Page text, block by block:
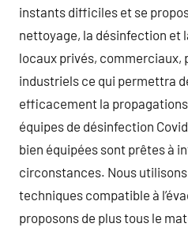
instants difficiles et se
nettoyage, la désinfection et
locaux privés, commerciaux,
industriels ce qui permettra
efficacement la propagations
équipes de désinfection
bien équipées sont prêtes à
circonstances. Nous
techniques compatible à
proposons de plus tous le